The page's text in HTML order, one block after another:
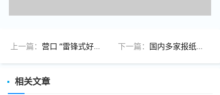
上一篇： 营口 “雷锋式好少年” 周垣锦：你的美丽就像一束光 下一篇： 国内多家报纸头版“大阅兵”
相关文章